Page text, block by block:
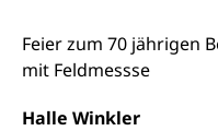
Feier zum 70 jährigen
mit Feldmessse
Halle Winkler